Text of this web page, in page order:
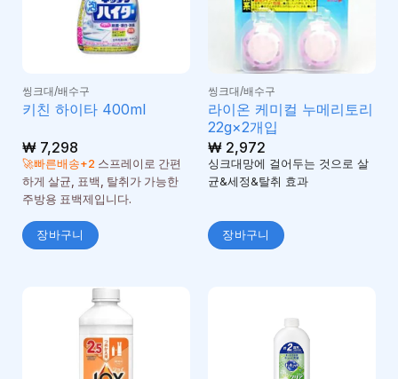
씽크대/배수구
키친 하이타 400ml
₩7,298
🚀빠른배송+2 스프레이로 간편
하게 살균, 표백, 탈취가 가능한
주방용 표백제입니다.
장바구니
씽크대/배수구
라이온 케미컬 누메리토리
22g×2개입
₩2,972
싱크대망에 걸어두는 것으로 살
균&세정&탈취 효과
장바구니